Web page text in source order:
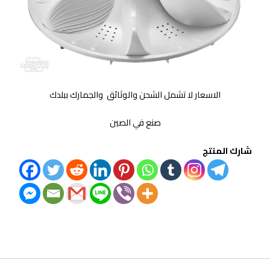
الاسعار لا تشمل الشحن والوثائق والجمارك ببلدك
صنع في الصين
شارك المنتج